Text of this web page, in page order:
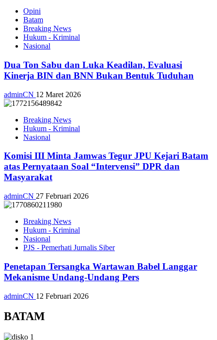
Opini
Batam
Breaking News
Hukum - Kriminal
Nasional
Dua Ton Sabu dan Luka Keadilan, Evaluasi
Kinerja BIN dan BNN Bukan Bentuk Tuduhan
adminCN 12 Maret 2026
Breaking News
Hukum - Kriminal
Nasional
Komisi III Minta Jamwas Tegur JPU Kejari Batam
atas Pernyataan Soal “Intervensi” DPR dan
Masyarakat
adminCN 27 Februari 2026
Breaking News
Hukum - Kriminal
Nasional
PJS - Pemerhati Jurnalis Siber
Penetapan Tersangka Wartawan Babel Langgar
Mekanisme Undang-Undang Pers
adminCN 12 Februari 2026
BATAM